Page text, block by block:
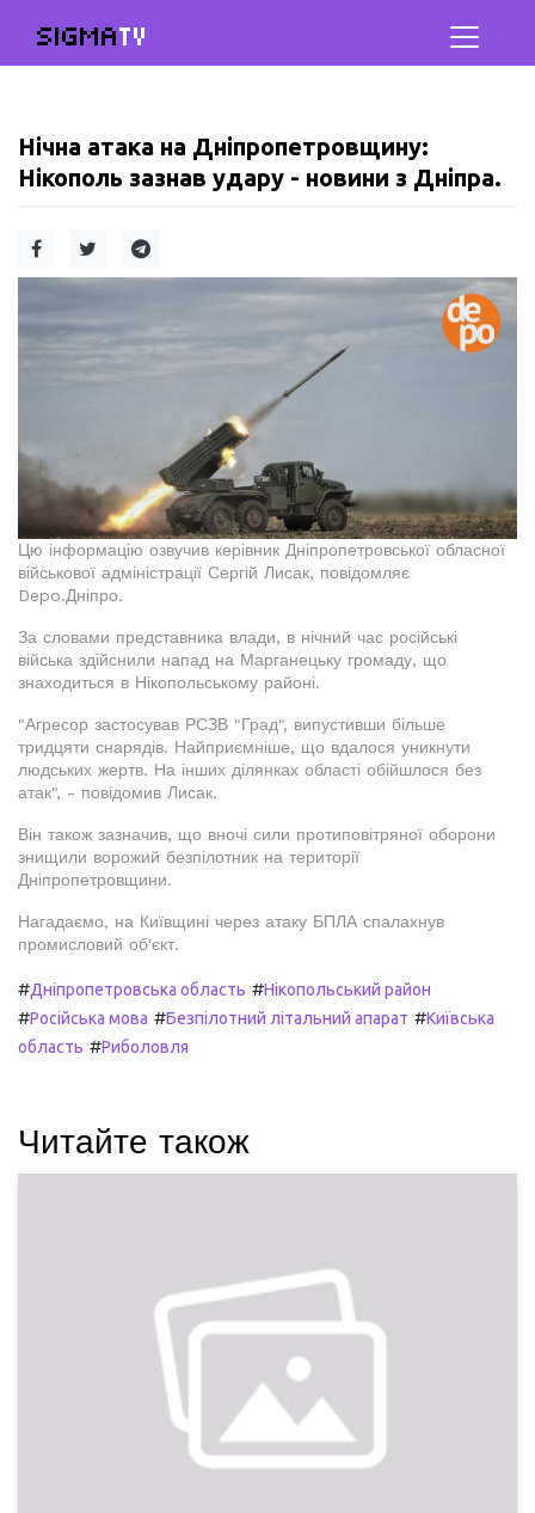
SIGMATV
Нічна атака на Дніпропетровщину:
Нікополь зазнав удару - новини з Дніпра.
Цю інформацію озвучив керівник Дніпропетровської обласної
військової адміністрації Сергій Лисак, повідомляє
Depo.Дніпро.
За словами представника влади, в нічний час російські
війська здійснили напад на Марганецьку громаду, що
знаходиться в Нікопольському районі.
"Агресор застосував РСЗВ "Град", випустивши більше
тридцяти снарядів. Найприємніше, що вдалося уникнути
людських жертв. На інших ділянках області обійшлося без
атак", - повідомив Лисак.
Він також зазначив, що вночі сили протиповітряної оборони
знищили ворожий безпілотник на території
Дніпропетровщини.
Нагадаємо, на Київщині через атаку БПЛА спалахнув
промисловий об'єкт.
#Дніпропетровська область #Нікопольський район
#Російська мова #Безпілотний літальний апарат #Київська
область #Риболовля
Читайте також